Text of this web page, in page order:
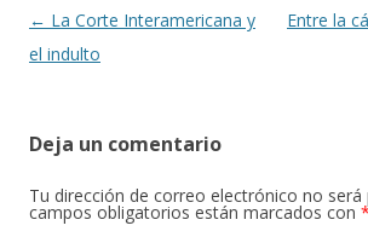
Navegación
de
← La Corte Interamericana y
el indulto
Entre la
Deja un comentario
Tu dirección de correo electrónico no será
campos obligatorios están marcados con *